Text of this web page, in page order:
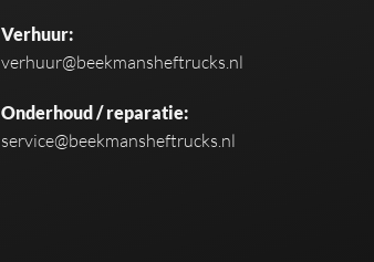
Verhuur:
verhuur@beekmansheftrucks.nl
Onderhoud / reparatie:
service@beekmansheftrucks.nl